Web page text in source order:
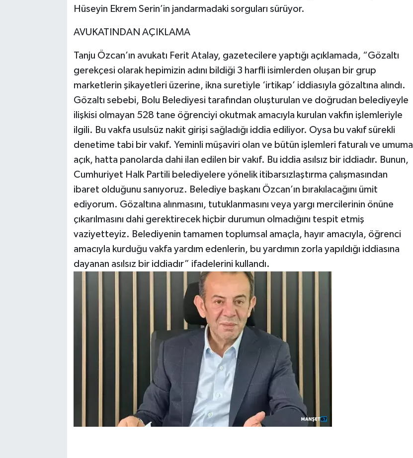
Hüseyin Ekrem Serin’in jandarmadaki sorguları sürüyor.
AVUKATINDAN AÇIKLAMA
Tanju Özcan’ın avukatı Ferit Atalay, gazetecilere yaptığı açıklamada, “Gözaltı
gerekçesi olarak hepimizin adını bildiği 3 harfli isimlerden oluşan bir grup
marketlerin şikayetleri üzerine, ikna suretiyle ‘irtikap’ iddiasıyla gözaltına alındı.
Gözaltı sebebi, Bolu Belediyesi tarafından oluşturulan ve doğrudan belediyeyle
ilişkisi olmayan 528 tane öğrenciyi okutmak amacıyla kurulan vakfın işlemleriyle
ilgili. Bu vakfa usulsüz nakit girişi sağladığı iddia ediliyor. Oysa bu vakıf sürekli
denetime tabi bir vakıf. Yeminli müşaviri olan ve bütün işlemleri faturalı ve umuma
açık, hatta panolarda dahi ilan edilen bir vakıf. Bu iddia asılsız bir iddiadır. Bunun,
Cumhuriyet Halk Partili belediyelere yönelik itibarsızlaştırma çalışmasından
ibaret olduğunu sanıyoruz. Belediye başkanı Özcan’ın bırakılacağını ümit
ediyorum. Gözaltına alınmasını, tutuklanmasını veya yargı mercilerinin önüne
çıkarılmasını dahi gerektirecek hiçbir durumun olmadığını tespit etmiş
vaziyetteyiz. Belediyenin tamamen toplumsal amaçla, hayır amacıyla, öğrenci
amacıyla kurduğu vakfa yardım edenlerin, bu yardımın zorla yapıldığı iddiasına
dayanan asılsız bir iddiadır” ifadelerini kullandı.